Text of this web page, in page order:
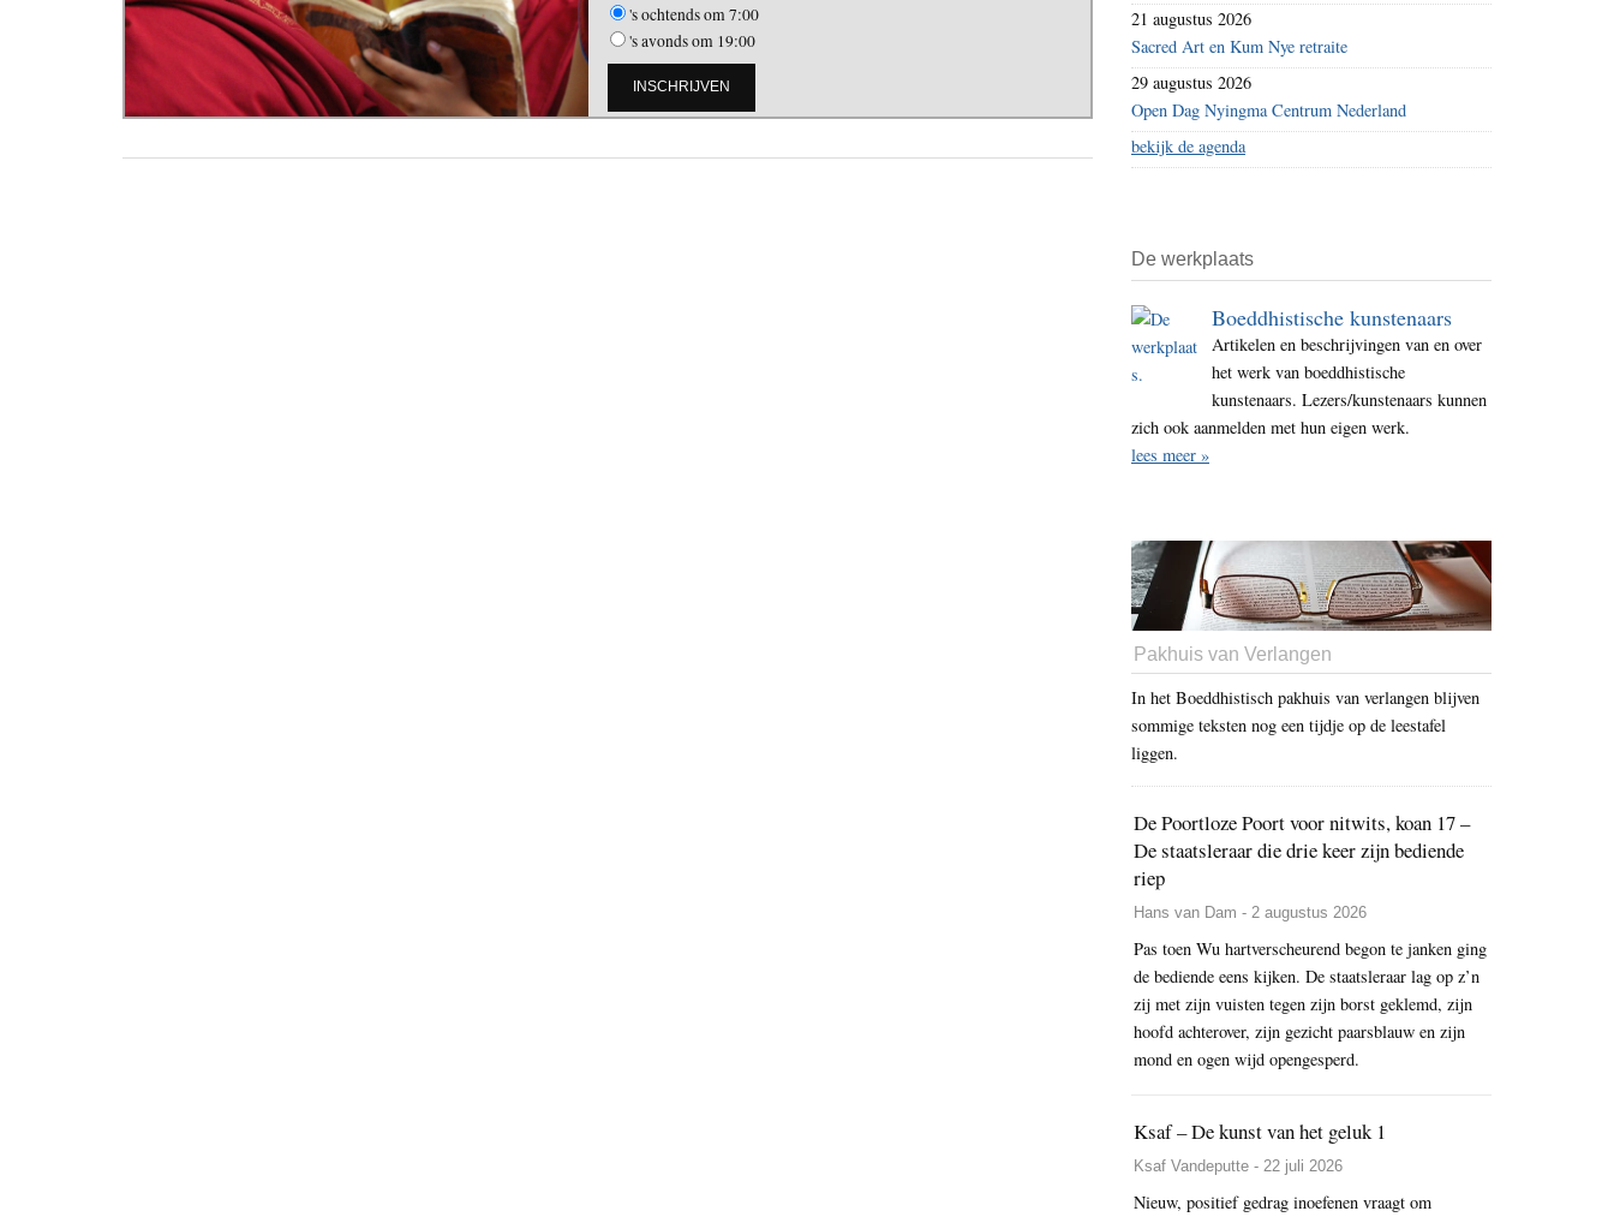
's ochtends om 7:00
's avonds om 19:00
21 augustus 2026
Sacred Art en Kum Nye retraite
29 augustus 2026
Open Dag Nyingma Centrum Nederland
bekijk de agenda
De werkplaats
Boeddhistische kunstenaars
Artikelen en beschrijvingen van en over
het werk van boeddhistische
kunstenaars. Lezers/kunstenaars kunnen
zich ook aanmelden met hun eigen werk.
lees meer »
Pakhuis van Verlangen
In het Boeddhistisch pakhuis van verlangen blijven
sommige teksten nog een tijdje op de leestafel
liggen.
De Poortloze Poort voor nitwits, koan 17 –
De staatsleraar die drie keer zijn bediende
riep
Hans van Dam - 2 augustus 2026
Pas toen Wu hartverscheurend begon te janken ging
de bediende eens kijken. De staatsleraar lag op z’n
zij met zijn vuisten tegen zijn borst geklemd, zijn
hoofd achterover, zijn gezicht paarsblauw en zijn
mond en ogen wijd opengesperd.
Ksaf – De kunst van het geluk 1
Ksaf Vandeputte - 22 juli 2026
Nieuw, positief gedrag inoefenen vraagt om